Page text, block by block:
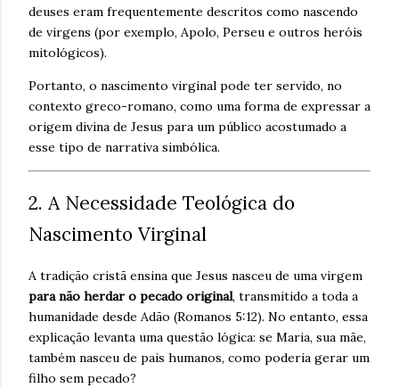
deuses eram frequentemente descritos como nascendo
de virgens (por exemplo, Apolo, Perseu e outros heróis
mitológicos).
Portanto, o nascimento virginal pode ter servido, no
contexto greco-romano, como uma forma de expressar a
origem divina de Jesus para um público acostumado a
esse tipo de narrativa simbólica.
2. A Necessidade Teológica do
Nascimento Virginal
A tradição cristã ensina que Jesus nasceu de uma virgem
para não herdar o pecado original, transmitido a toda a
humanidade desde Adão (Romanos 5:12). No entanto, essa
explicação levanta uma questão lógica: se Maria, sua mãe,
também nasceu de pais humanos, como poderia gerar um
filho sem pecado?